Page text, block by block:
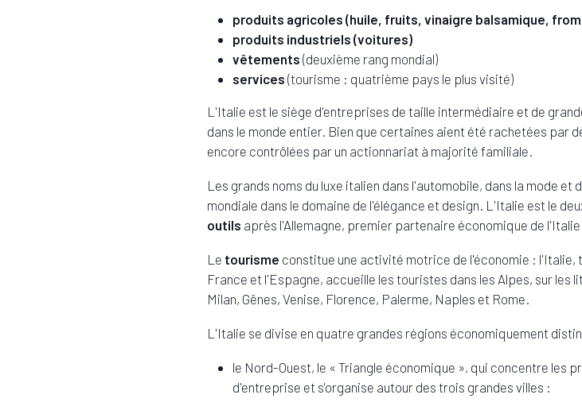
produits agricoles (huile, fruits, vinaigre balsamique,
produits industriels (voitures)
vêtements (deuxième rang mondial)
services (tourisme : quatrième pays le plus visité)
L'Italie est le siège d'entreprises de taille intermédiaire et de
dans le monde entier. Bien que certaines aient été rachetées par
encore contrôlées par un actionnariat à majorité familiale.
Les grands noms du luxe italien dans l'automobile, dans la mode et
mondiale dans le domaine de l'élégance et design. L'Italie est le
outils après l'Allemagne, premier partenaire économique de l'Italie
Le tourisme constitue une activité motrice de l'économie :
France et l'Espagne, accueille les touristes dans les Alpes, sur
Milan, Gênes, Venise, Florence, Palerme, Naples et Rome.
L'Italie se divise en quatre grandes régions économiquement
le Nord-Ouest, le « Triangle économique », qui concentre les
d'entreprise et s'organise autour des trois grandes villes :